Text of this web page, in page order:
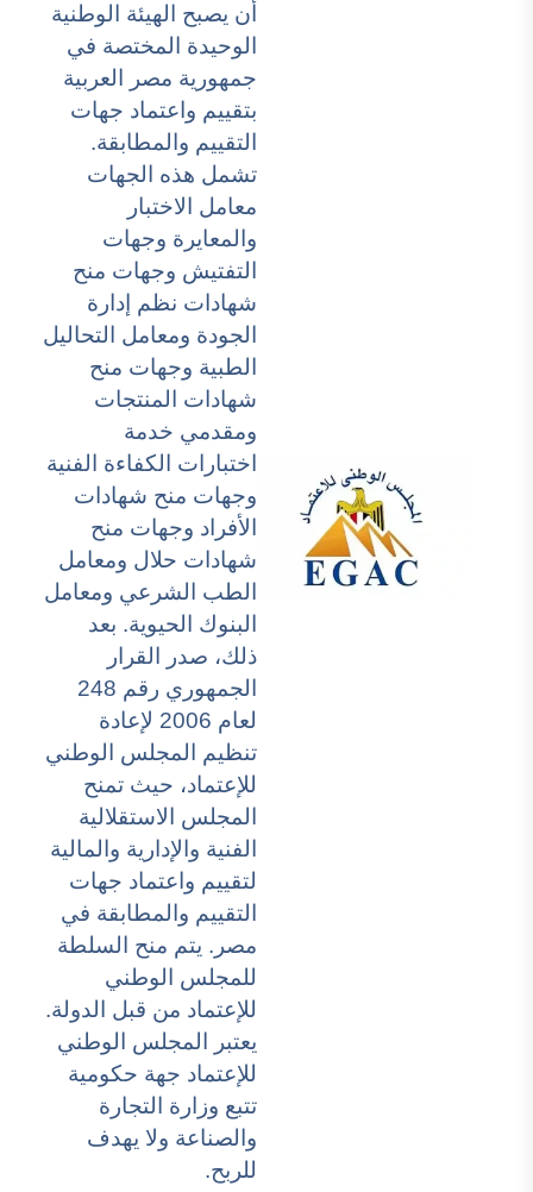
أن يصبح الهيئة الوطنية
الوحيدة المختصة في
جمهورية مصر العربية
بتقييم واعتماد جهات
التقييم والمطابقة.
تشمل هذه الجهات
معامل الاختبار
والمعايرة وجهات
التفتيش وجهات منح
شهادات نظم إدارة
الجودة ومعامل التحاليل
الطبية وجهات منح
شهادات المنتجات
ومقدمي خدمة
اختبارات الكفاءة الفنية
وجهات منح شهادات
الأفراد وجهات منح
شهادات حلال ومعامل
الطب الشرعي ومعامل
البنوك الحيوية. بعد
ذلك، صدر القرار
الجمهوري رقم 248
لعام 2006 لإعادة
تنظيم المجلس الوطني
للإعتماد، حيث تمنح
المجلس الاستقلالية
الفنية والإدارية والمالية
لتقييم واعتماد جهات
التقييم والمطابقة في
مصر. يتم منح السلطة
للمجلس الوطني
للإعتماد من قبل الدولة.
يعتبر المجلس الوطني
للإعتماد جهة حكومية
تتبع وزارة التجارة
والصناعة ولا يهدف
للربح.